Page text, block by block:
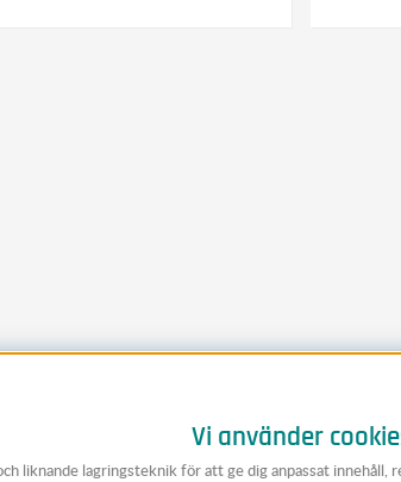
Vi använder
liknande lagringsteknik för att ge dig anpassat